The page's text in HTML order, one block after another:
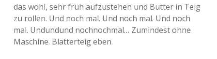
das wohl, sehr früh aufzustehen und Butter in Teig
zu rollen. Und noch mal. Und noch mal. Und noch
mal. Undundund nochnochmal… Zumindest ohne
Maschine. Blätterteig eben.